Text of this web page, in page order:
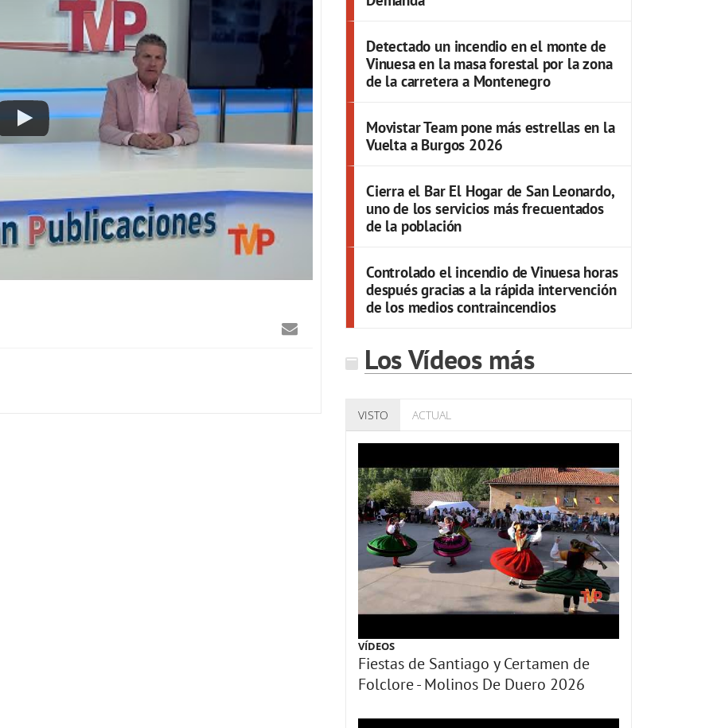
Detectado un incendio en el monte de
Vinuesa en la masa forestal por la zona
de la carretera a Montenegro
Movistar Team pone más estrellas en la
Vuelta a Burgos 2026
Cierra el Bar El Hogar de San Leonardo,
uno de los servicios más frecuentados
de la población
Controlado el incendio de Vinuesa horas
después gracias a la rápida intervención
de los medios contraincendios
Los Vídeos más
VISTO ACTUAL
VÍDEOS
Fiestas de Santiago y Certamen de
Folclore - Molinos De Duero 2026